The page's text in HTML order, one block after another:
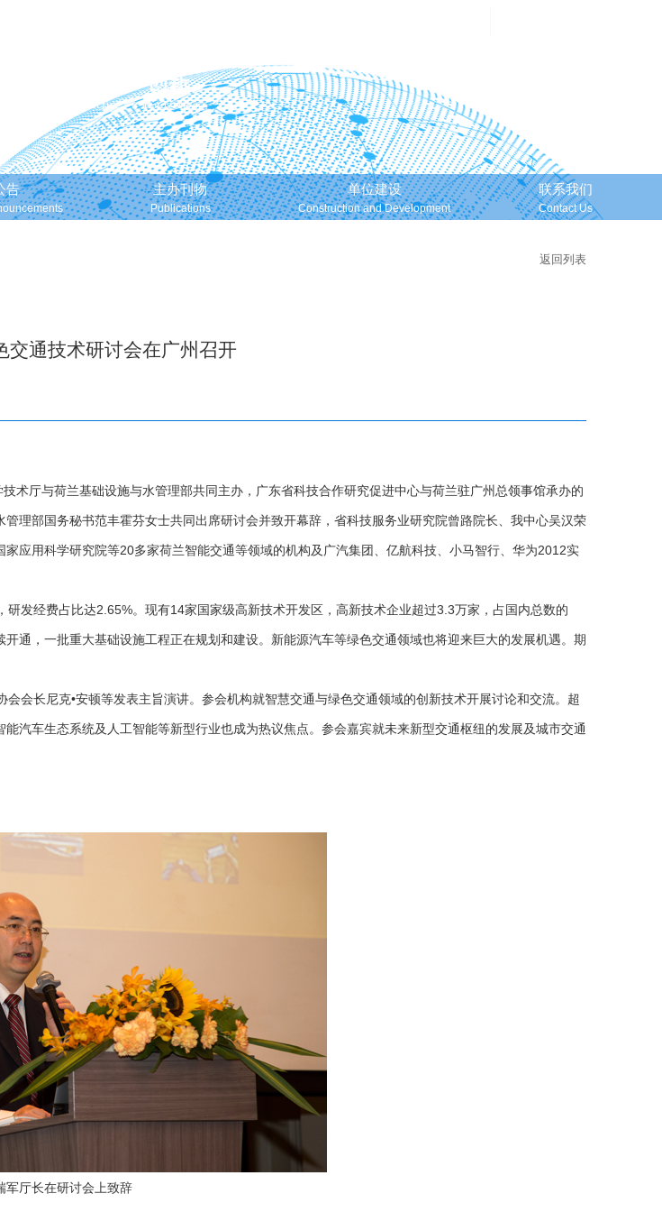
告 主办刊物
Publications
单位建设
Construction and Development
联系我们
Contact Us
返回列表
交通技术研讨会在广州召开
厅与荷兰基础设施与水管理部共同主办，广东省科技合作研究促进中心与荷兰驻广州总领事馆承办的
理部国务秘书范丰霍芬女士共同出席研讨会并致开幕辞，省科技服务业研究院曾路院长、我中心吴汉荣
应用科学研究院等20多家荷兰智能交通等领域的机构及广汽集团、亿航科技、小马智行、华为2012实
发经费占比达2.65%。现有14家国家级高新技术开发区，高新技术企业超过3.3万家，占国内总数的
通，一批重大基础设施工程正在规划和建设。新能源汽车等绿色交通领域也将迎来巨大的发展机遇。期
会长尼克•安顿等发表主旨演讲。参会机构就智慧交通与绿色交通领域的创新技术开展讨论和交流。超
汽车生态系统及人工智能等新型行业也成为热议焦点。参会嘉宾就未来新型交通枢纽的发展及城市交通
军厅长在研讨会上致辞